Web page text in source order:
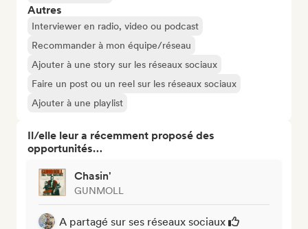
Autres
Interviewer en radio, video ou podcast
Recommander à mon équipe/réseau
Ajouter à une story sur les réseaux sociaux
Faire un post ou un reel sur les réseaux sociaux
Ajouter à une playlist
Il/elle leur a récemment proposé des
opportunités…
Chasin'
GUNMOLL
A partagé sur ses réseaux sociaux